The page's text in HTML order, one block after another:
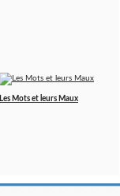
Les Mots et leurs Maux